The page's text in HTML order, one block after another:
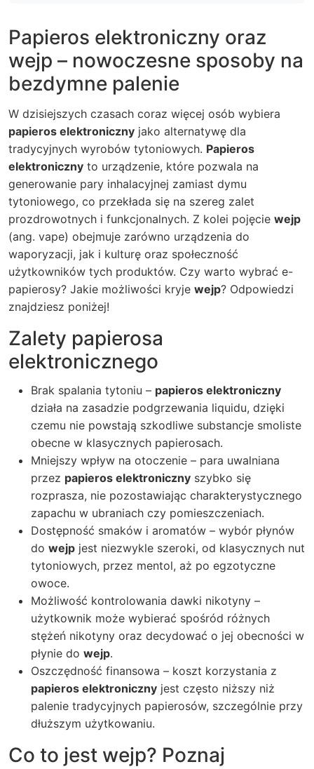
Papieros elektroniczny oraz
wejp – nowoczesne sposoby na
bezdymne palenie
W dzisiejszych czasach coraz więcej osób wybiera
papieros elektroniczny jako alternatywę dla
tradycyjnych wyrobów tytoniowych. Papieros
elektroniczny to urządzenie, które pozwala na
generowanie pary inhalacyjnej zamiast dymu
tytoniowego, co przekłada się na szereg zalet
prozdrowotnych i funkcjonalnych. Z kolei pojęcie wejp
(ang. vape) obejmuje zarówno urządzenia do
waporyzacji, jak i kulturę oraz społeczność
użytkowników tych produktów. Czy warto wybrać e-
papierosy? Jakie możliwości kryje wejp? Odpowiedzi
znajdziesz poniżej!
Zalety papierosa
elektronicznego
Brak spalania tytoniu – papieros elektroniczny
działa na zasadzie podgrzewania liquidu, dzięki
czemu nie powstają szkodliwe substancje smoliste
obecne w klasycznych papierosach.
Mniejszy wpływ na otoczenie – para uwalniana
przez papieros elektroniczny szybko się
rozprasza, nie pozostawiając charakterystycznego
zapachu w ubraniach czy pomieszczeniach.
Dostępność smaków i aromatów – wybór płynów
do wejp jest niezwykle szeroki, od klasycznych nut
tytoniowych, przez mentol, aż po egzotyczne
owoce.
Możliwość kontrolowania dawki nikotyny –
użytkownik może wybierać spośród różnych
stężeń nikotyny oraz decydować o jej obecności w
płynie do wejp.
Oszczędność finansowa – koszt korzystania z
papieros elektroniczny jest często niższy niż
palenie tradycyjnych papierosów, szczególnie przy
dłuższym użytkowaniu.
Co to jest wejp? Poznaj